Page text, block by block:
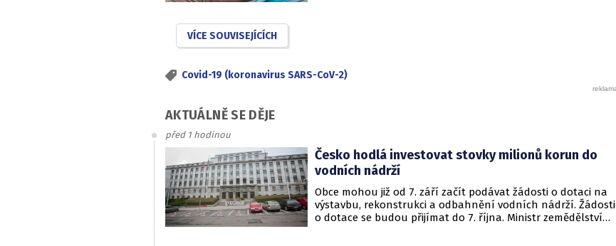
nečekaně vynořit po letech strávených pod zemí.
VÍCE SOUVISEJÍCÍCH
Covid-19 (koronavirus SARS-CoV-2)
AKTUÁLNĚ SE DĚJE
před 1 hodinou
Česko hodlá investovat stovky milionů korun do
vodních nádrží
Obce mohou již od 7. září začít podávat žádosti o dotaci na
výstavbu, rekonstrukci a odbahnění vodních nádrží. Žádosti
o dotace se budou přijímat do 7. října. Ministr zemědělství